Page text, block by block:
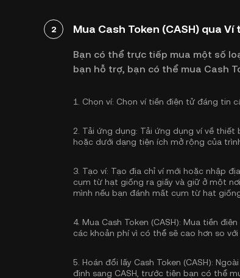
2 Mua Cash Token (CASH) qua
Bạn có thể trực tiếp mua một số
bạn hỗ trợ, bạn có thể mua Cash
1. Chọn ví: Chọn ví tiền điện tử đáng tin
2. Tải ứng dụng: Tải ứng dụng ví về thiết
hoặc dưới dạng tiện ích mở rộng của
3. Tạo ví: Tạo địa chỉ ví mới hoặc nhập
cụm từ hạt giống ra giấy và giữ ở một
mình nếu bạn đánh mất cụm từ hạt
4. Mua Cash Token (CASH): Mua tiền
các khoản phí vì có thể sẽ cao hơn so
5. Hoán đổi lấy Cash Token (CASH):
định sang CASH, trước tiên bạn có thể